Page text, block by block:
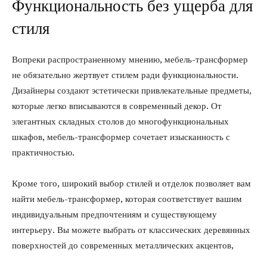
Функциональность без ущерба для
стиля
Вопреки распространенному мнению, мебель-трансформер
не обязательно жертвует стилем ради функциональности.
Дизайнеры создают эстетически привлекательные предметы,
которые легко вписываются в современный декор. От
элегантных складных столов до многофункциональных
шкафов, мебель-трансформер сочетает изысканность с
практичностью.
Кроме того, широкий выбор стилей и отделок позволяет вам
найти мебель-трансформер, которая соответствует вашим
индивидуальным предпочтениям и существующему
интерьеру. Вы можете выбрать от классических деревянных
поверхностей до современных металлических акцентов,